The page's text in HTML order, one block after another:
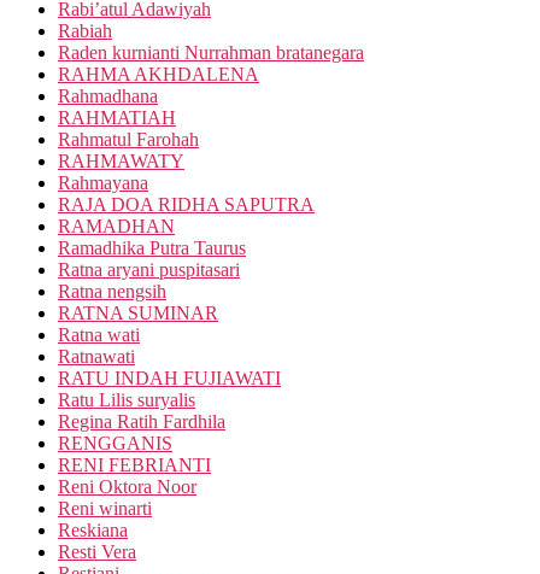
Rabi’atul Adawiyah
Rabiah
Raden kurnianti Nurrahman bratanegara
RAHMA AKHDALENA
Rahmadhana
RAHMATIAH
Rahmatul Farohah
RAHMAWATY
Rahmayana
RAJA DOA RIDHA SAPUTRA
RAMADHAN
Ramadhika Putra Taurus
Ratna aryani puspitasari
Ratna nengsih
RATNA SUMINAR
Ratna wati
Ratnawati
RATU INDAH FUJIAWATI
Ratu Lilis suryalis
Regina Ratih Fardhila
RENGGANIS
RENI FEBRIANTI
Reni Oktora Noor
Reni winarti
Reskiana
Resti Vera